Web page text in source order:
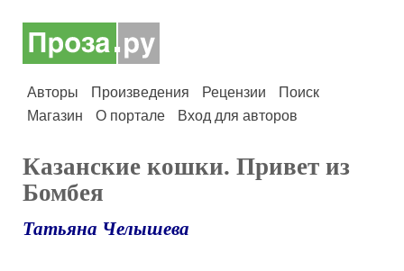
Авторы Произведения Рецензии
Поиск
Магазин
О портале Вход для авторов
Казанские кошки. Привет из
Бомбея
Татьяна Челышева